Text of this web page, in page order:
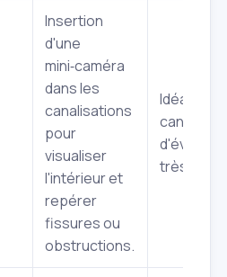
Insertion
d'une
mini‑caméra
dans les
canalisations
pour
visualiser
l'intérieur et
repérer
fissures ou
obstructions.
Idéal
très